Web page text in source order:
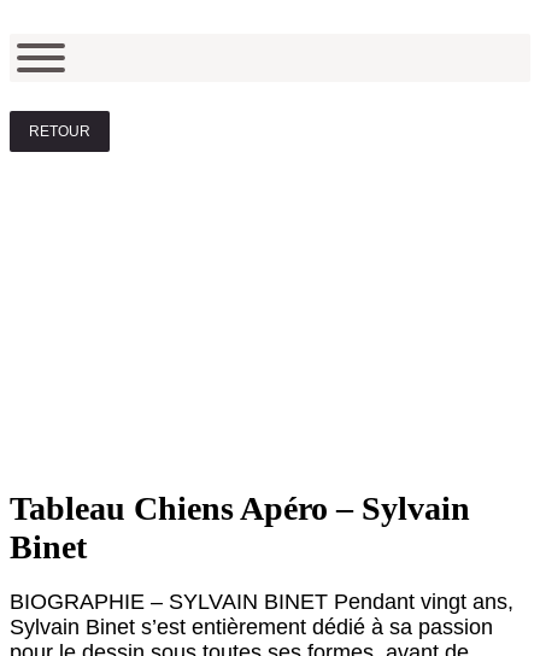
RETOUR
Tableau Chiens Apéro – Sylvain
Binet
BIOGRAPHIE – SYLVAIN BINET Pendant vingt ans,
Sylvain Binet s’est entièrement dédié à sa passion